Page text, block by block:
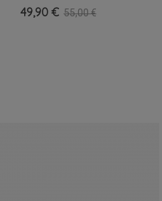
Kaola 1650
49,90 € 55,00 €